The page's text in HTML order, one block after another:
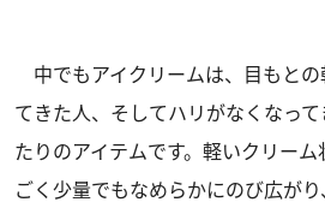
中でもアイクリームは、目もと
てきた人、そしてハリがなくなっ
たりのアイテムです。軽いクリーム
ごく少量でもなめらかにのび広が